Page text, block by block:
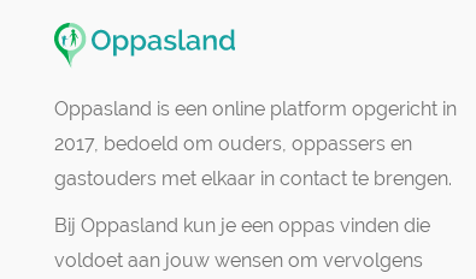
Oppasland is een online platform opgericht in
2017, bedoeld om ouders, oppassers en
gastouders met elkaar in contact te brengen.
Bij Oppasland kun je een oppas vinden die
voldoet aan jouw wensen om vervolgens